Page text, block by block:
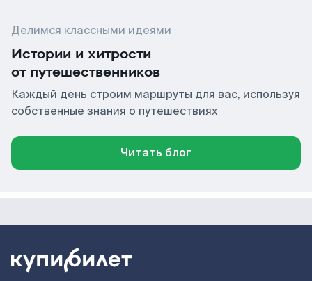
Делимся классными идеями
Истории и хитрости
от путешественников
Каждый день строим маршруты для вас, используя
собственные знания о путешествиях
Читать блог